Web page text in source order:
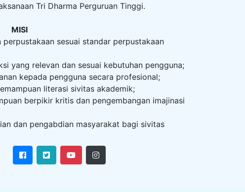
Tri Dharma Perguruan Tinggi.
perpustakaan sesuai standar perpustakaan
yang relevan dan sesuai kebutuhan pengguna;
kepada pengguna secara profesional;
literasi sivitas akademik;
berpikir kritis dan pengembangan imajinasi
dan pengabdian masyarakat bagi sivitas